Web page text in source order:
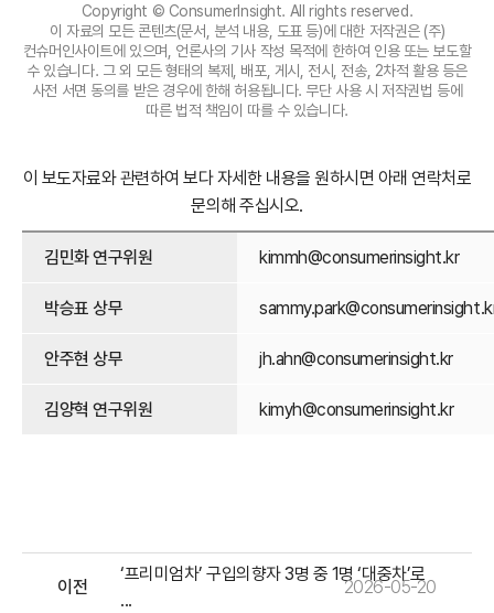
Copyright © ConsumerInsight. All rights reserved.
이 자료의 모든 콘텐츠(문서, 분석 내용, 도표 등)에 대한 저작권은 (주)
컨슈머인사이트에 있으며, 언론사의 기사 작성 목적에 한하여 인용 또는 보도할
수 있습니다. 그 외 모든 형태의 복제, 배포, 게시, 전시, 전송, 2차적 활용 등은
사전 서면 동의를 받은 경우에 한해 허용됩니다. 무단 사용 시 저작권법 등에
따른 법적 책임이 따를 수 있습니다.
이 보도자료와 관련하여 보다 자세한 내용을 원하시면 아래 연락처로
문의해 주십시오.
김민화 연구위원 kimmh@consumerinsight.kr
박승표 상무
안주현 상무 jh.ahn@consumerinsight.kr
김양혁 연구위원 kimyh@consumerinsight.kr
이전
‘프리미엄차’ 구입의향자 3명 중 1명 ‘대중차’로
...
2026-05-20